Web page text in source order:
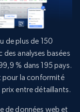
de plus de 150
analyses basées
% dans 195 pays.
pour la conformité
prix entre détaillants.
de données web et